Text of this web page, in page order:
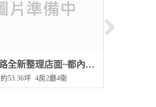
㊣彰水路全新整理店面~都內乙工可工廠登記，店住合一雙套房，近交流道便利！
約53.36坪 4房2廳4衛